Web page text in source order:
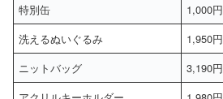
特別缶
1,000円
洗えるぬいぐるみ
1,950円
ニットバッグ
3,190円